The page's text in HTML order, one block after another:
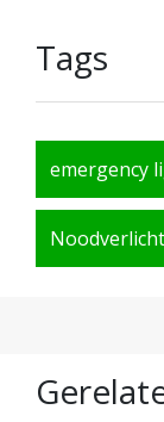
Tags
emergency